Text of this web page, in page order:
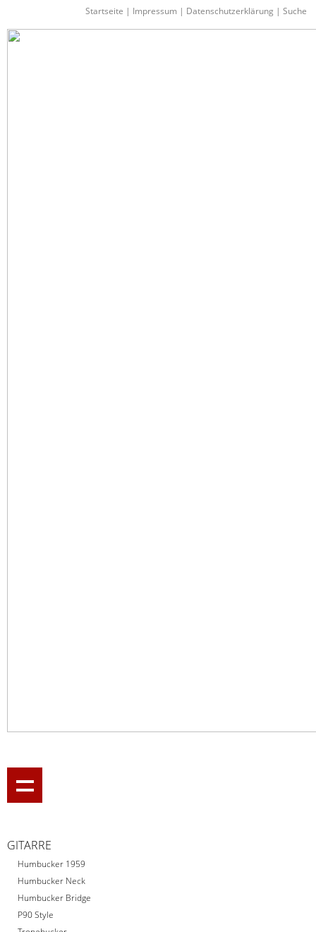
Startseite | Impressum | Datenschutzerklärung | Suche
GITARRE
Humbucker 1959
Humbucker Neck
Humbucker Bridge
P90 Style